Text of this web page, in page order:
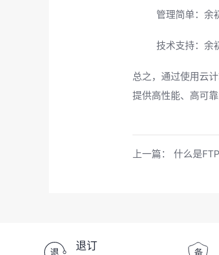
管理简单：余
技术支持：余
总之，通过使用云
提供高性能、高可
上一篇： 什么是
退订